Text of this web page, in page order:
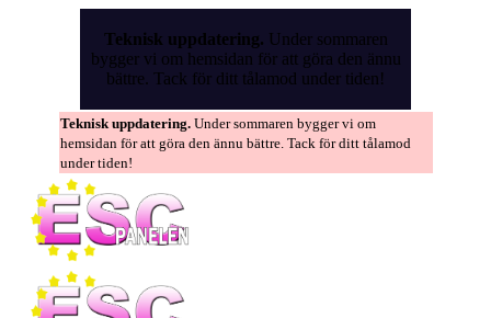
Teknisk uppdatering. Under sommaren
bygger vi om hemsidan för att göra den ännu
bättre. Tack för ditt tålamod under tiden!
Teknisk uppdatering. Under sommaren bygger vi om
hemsidan för att göra den ännu bättre. Tack för ditt tålamod
under tiden!